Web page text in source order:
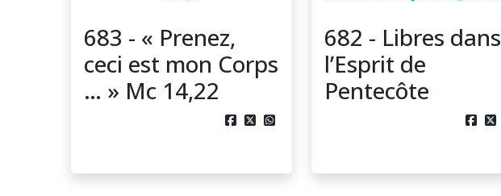
683 - « Prenez,
ceci est mon Corps
… » Mc 14,22
  
682 - Libres dans
l’Esprit de
Pentecôte
 